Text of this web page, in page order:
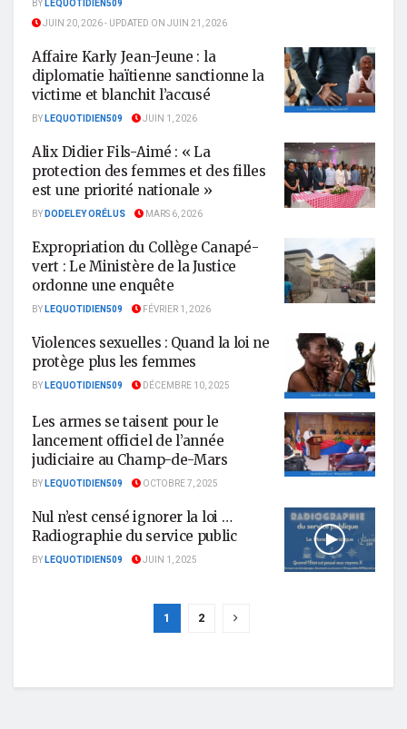
BYLEQUOTIDIEN509
JUIN 20, 2026 - UPDATED ON JUIN 21, 2026
Affaire Karly Jean-Jeune : la
diplomatie haïtienne sanctionne la
victime et blanchit l’accusé
BYLEQUOTIDIEN509 JUIN 1, 2026
Alix Didier Fils-Aimé : « La
protection des femmes et des filles
est une priorité nationale »
BYDODELEY ORÉLUS MARS 6, 2026
Expropriation du Collège Canapé-
vert : Le Ministère de la Justice
ordonne une enquête
BYLEQUOTIDIEN509 FÉVRIER 1, 2026
Violences sexuelles : Quand la loi ne
protège plus les femmes
BYLEQUOTIDIEN509 DÉCEMBRE 10, 2025
Les armes se taisent pour le
lancement officiel de l’année
judiciaire au Champ-de-Mars
BYLEQUOTIDIEN509 OCTOBRE 7, 2025
Nul n’est censé ignorer la loi …
Radiographie du service public
BYLEQUOTIDIEN509 JUIN 1, 2025
1 2